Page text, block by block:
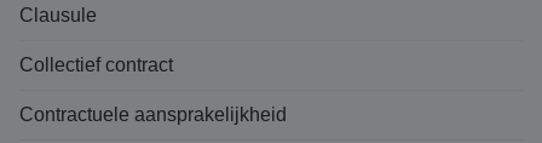
Clausule
Collectief contract
Contractuele aansprakelijkheid